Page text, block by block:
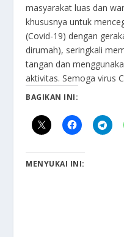
masyarakat luas dan
khususnya untuk
(Covid-19) dengan
dirumah), seringkali
tangan dan
aktivitas. Semoga virus
BAGIKAN INI:
MENYUKAI INI: